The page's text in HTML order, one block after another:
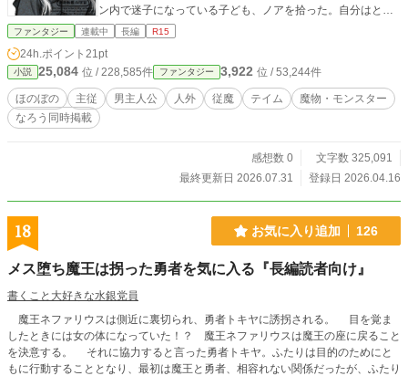
ン内で迷子になっている子ども、ノアを拾った。自分はとも
かく、せめてノアだけでもダンジョンの外に出してやらねば
約を結んでいた。 従魔とは何なのか、ここがどこなのか、
元の自分の身体はどうなったのか。そういう大事なことはま
ったくわからないままに、従魔としての生活が半強制的にス
タート。 目下の目標は、ノアの置かれた過酷な状況(半分く
らいは主人公のせい)を改善することと、自分に何が起きてい
は気付かない。 自分がただの雑魚モンスターではなく、ボ
スモンスター、それも特異な進化を遂げた個体であること
ファンタジー 連載中 長編 R15
24h.ポイント 21pt
小説 25,084 位 / 228,585件 ファンタジー 3,922 位 / 53,244件
ほのぼの 主従 男主人公 人外 従魔 テイム
魔物・モンスター
なろう同時掲載
感想数 0
文字数 325,091
最終更新日 2026.07.31
登録日 2026.04.16
18 お気に入り追加 126
メス堕ち魔王は拐った勇者を気に入る『長編読者向け』
書くこと大好きな水銀党員
魔王ネファリウスは側近に裏切られ、勇者トキヤに誘拐される。 目を覚ま
したときには女の体になっていた！？ 魔王ネファリウスは魔王の座に戻ること
を決意する。 それに協力すると言った勇者トキヤ。ふたりは目的のためにと
もに行動することとなり、最初は魔王と勇者、相容れない関係だったが、ふたり